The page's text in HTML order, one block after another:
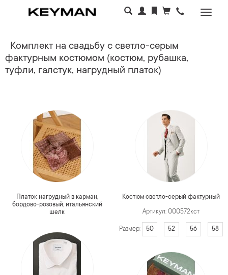
Комплект на свадьбу с светло-серым
фактурным костюмом (костюм, рубашка,
туфли, галстук, нагрудный платок)
Платок нагрудный в карман,
бордово-розовый, итальянский
шелк
Костюм светло-серый фактурный
Артикул: 000572кст
Размер: 50 52 56 58